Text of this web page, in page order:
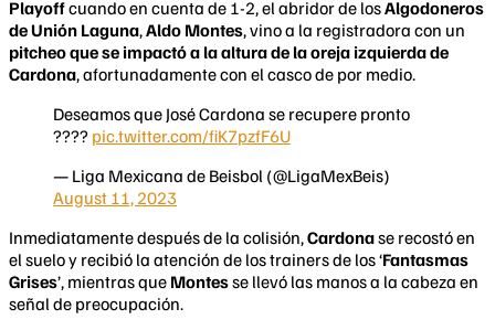
Playoffcuando en cuenta de 1-2, el abridor de losAlgodoneros
de Unión Laguna,Aldo Montes, vino a la registradora con un
pitcheo que se impactó a la altura de la oreja izquierda de
Cardona, afortunadamente con el casco de por medio.
Deseamos que José Cardona se recupere pronto
???? pic.twitter.com/fiK7pzfF6U
— Liga Mexicana de Beisbol (@LigaMexBeis)
August 11, 2023
Inmediatamente después de la colisión,Cardonase recostó en
el suelo y recibió la atención de los trainers de los ‘Fantasmas
Grises’, mientras que Montesse llevó las manos a la cabeza en
señal de preocupación.